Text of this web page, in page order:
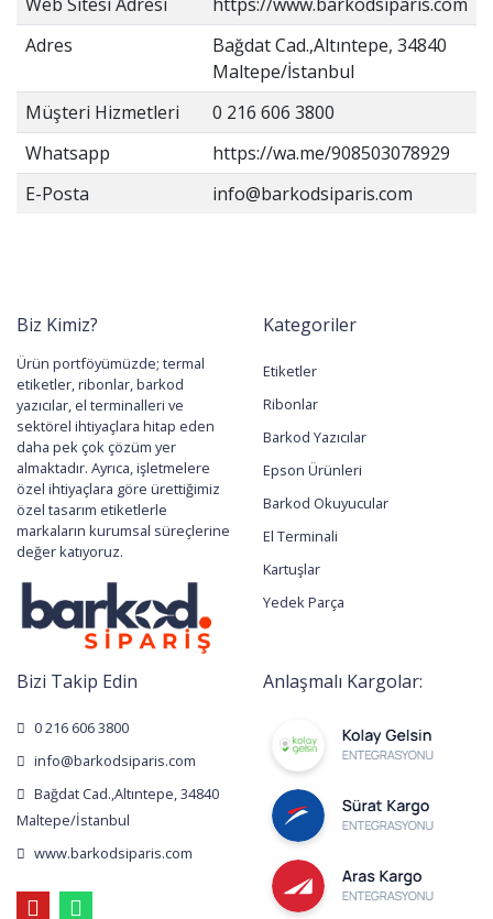
Adres
Bağdat Cad.,Altıntepe, 34840
Maltepe/İstanbul
Müşteri Hizmetleri
0 216 606 3800
Whatsapp
https://wa.me/908503078929
E-Posta
info@barkodsiparis.com
Biz Kimiz?
Ürün portföyümüzde; termal
etiketler, ribonlar, barkod
yazıcılar, el terminalleri ve
sektörel ihtiyaçlara hitap eden
daha pek çok çözüm yer
almaktadır. Ayrıca, işletmelere
özel ihtiyaçlara göre ürettiğimiz
özel tasarım etiketlerle
markaların kurumsal süreçlerine
değer katıyoruz.
Kategoriler
Etiketler
Ribonlar
Barkod Yazıcılar
Epson Ürünleri
Barkod Okuyucular
El Terminali
Kartuşlar
Yedek Parça
Bizi Takip Edin
0 216 606 3800
info@barkodsiparis.com
Bağdat Cad.,Altıntepe, 34840
Maltepe/İstanbul
www.barkodsiparis.com
Anlaşmalı Kargolar: